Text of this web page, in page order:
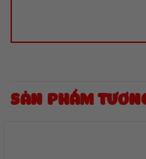
SẢN PHẨM